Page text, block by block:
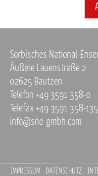
Sorbisches National-
Äußere Lauenstraße 2
02625 Bautzen
Telefon +49 3591 358-0
Telefax +49 3591 358-135
info@sne-gmbh.com
IMPRESSUM DATENSCHUTZ